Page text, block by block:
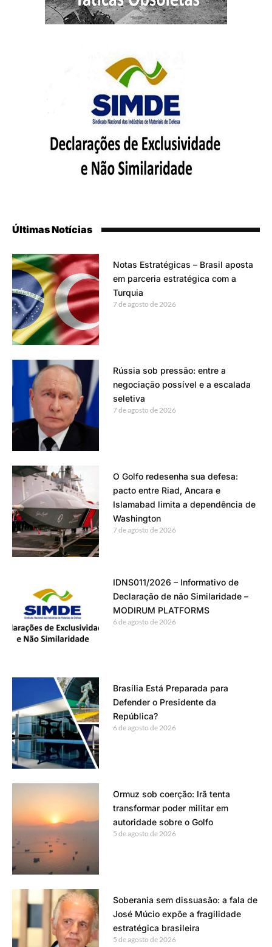
Últimas Notícias
Notas Estratégicas – Brasil aposta
em parceria estratégica com a
Turquia
7 de agosto de 2026
Rússia sob pressão: entre a
negociação possível e a escalada
seletiva
7 de agosto de 2026
O Golfo redesenha sua defesa:
pacto entre Riad, Ancara e
Islamabad limita a dependência de
Washington
7 de agosto de 2026
IDNS011/2026 – Informativo de
Declaração de não Similaridade –
MODIRUM PLATFORMS
6 de agosto de 2026
Brasília Está Preparada para
Defender o Presidente da
República?
6 de agosto de 2026
Ormuz sob coerção: Irã tenta
transformar poder militar em
autoridade sobre o Golfo
5 de agosto de 2026
Soberania sem dissuasão: a fala de
José Múcio expõe a fragilidade
estratégica brasileira
5 de agosto de 2026